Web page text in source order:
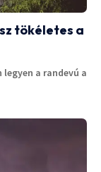
tökéletes a
a randevú a